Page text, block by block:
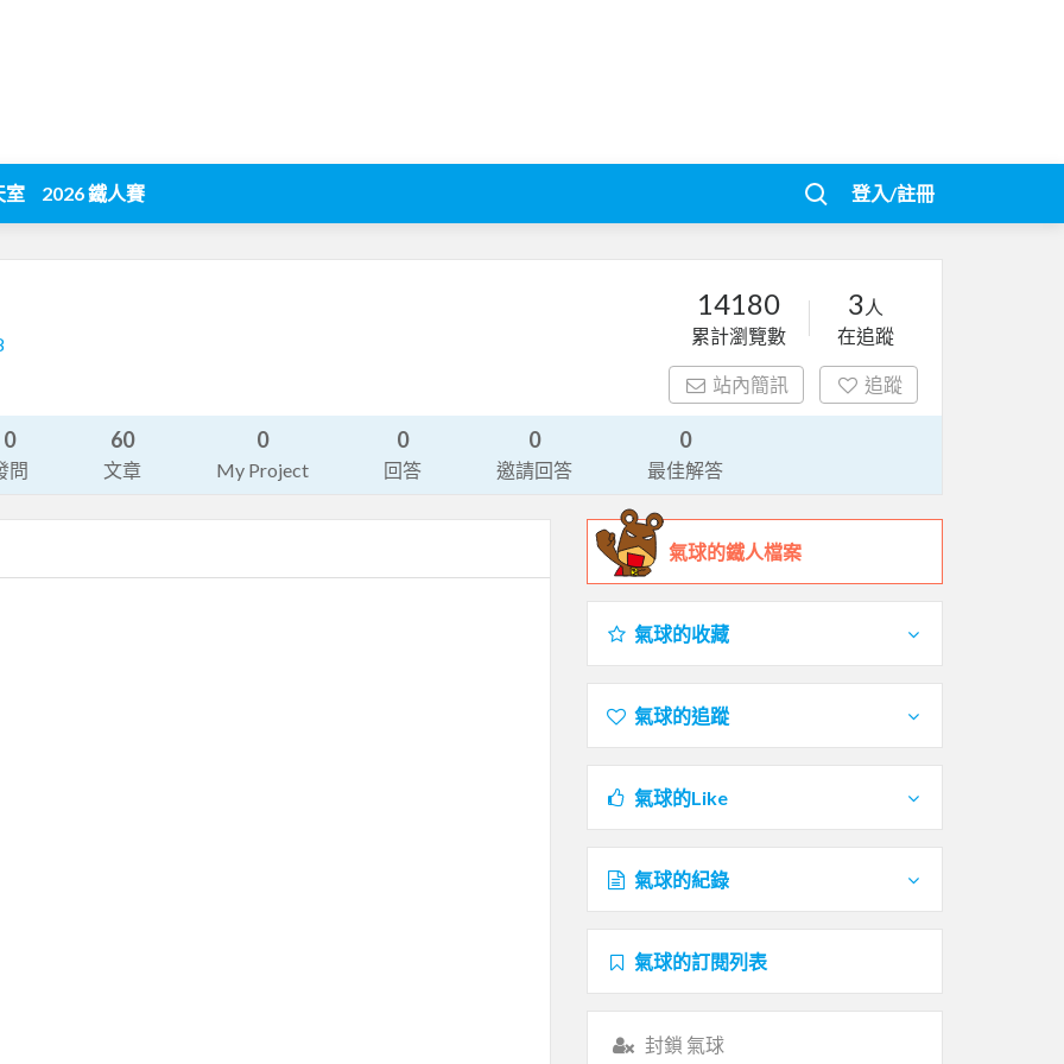
室 2026 鐵人賽 登入/註冊
14180
累計瀏覽數
3 人
在追蹤
站內簡訊 追蹤
0
問
60
文章
0
My Project
0
回答
0
邀請回答
0
最佳解答
氣球的鐵人檔案
氣球的收藏
氣球的追蹤
氣球的Like
氣球的紀錄
氣球的訂閱列表
封鎖 氣球